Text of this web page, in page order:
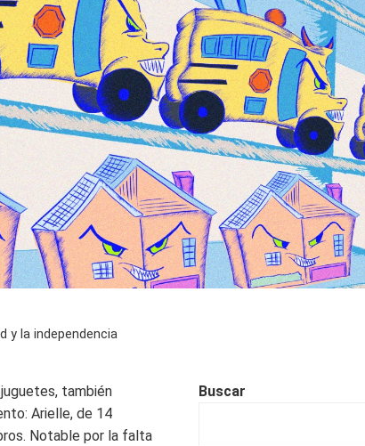
y la independencia
también
Arielle, de 14
Notable por la falta
Buscar